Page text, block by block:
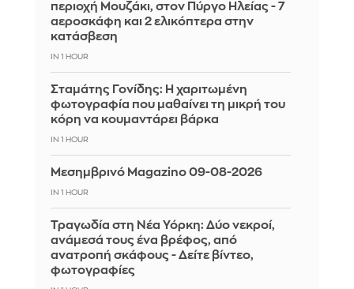
περιοχή Μουζάκι, στον Πύργο Ηλείας - 7
αεροσκάφη και 2 ελικόπτερα στην
κατάσβεση
IN 1 HOUR
Σταμάτης Γονίδης: Η χαριτωμένη
φωτογραφία που μαθαίνει τη μικρή του
κόρη να κουμαντάρει βάρκα
IN 1 HOUR
Μεσημβρινό Magazino 09-08-2026
IN 1 HOUR
Τραγωδία στη Νέα Υόρκη: Δύο νεκροί,
ανάμεσά τους ένα βρέφος, από
ανατροπή σκάφους - Δείτε βίντεο,
φωτογραφίες